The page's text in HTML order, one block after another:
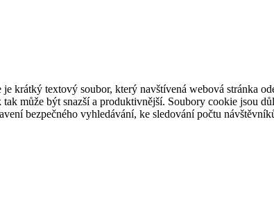
krátký textový soubor, který navštívená webová stránka
může být snazší a produktivnější. Soubory cookie jsou
bezpečného vyhledávání, ke sledování počtu